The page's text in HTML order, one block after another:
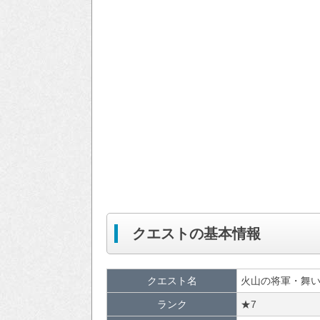
クエストの基本情報
クエスト名 火山の将軍・舞
ランク ★7